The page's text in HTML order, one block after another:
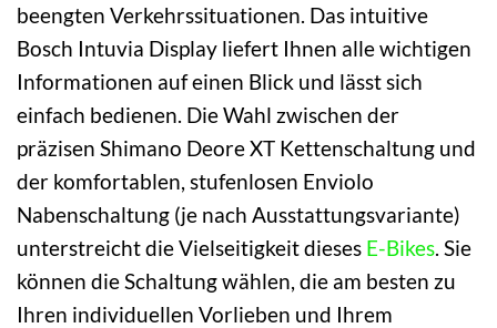
beengten Verkehrssituationen. Das intuitive
Bosch Intuvia Display liefert Ihnen alle wichtigen
Informationen auf einen Blick und lässt sich
einfach bedienen. Die Wahl zwischen der
präzisen Shimano Deore XT Kettenschaltung und
der komfortablen, stufenlosen Enviolo
Nabenschaltung (je nach Ausstattungsvariante)
unterstreicht die Vielseitigkeit dieses E-Bikes. Sie
können die Schaltung wählen, die am besten zu
Ihren individuellen Vorlieben und Ihrem